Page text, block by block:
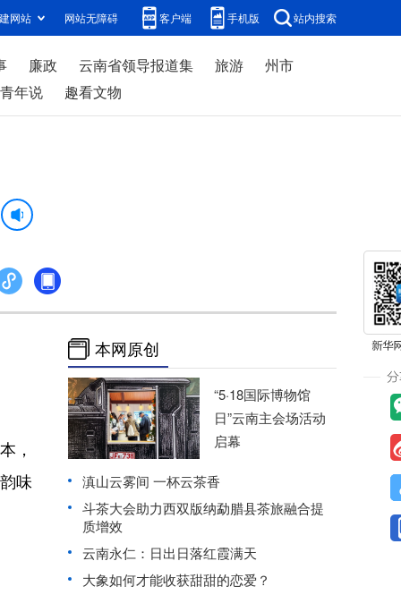
网站 网站无障碍 客户端 手机版 站内搜索
廉政 云南省领导报道集 旅游
州市
年说 趣看文物
，
味
本网原创
“5·18国际博物馆
日”云南主会场活动
启幕
滇山云雾间 一杯云茶香
斗茶大会助力西双版纳勐腊县茶旅融合提
质增效
云南永仁：日出日落红霞满天
大象如何才能收获甜甜的恋爱？